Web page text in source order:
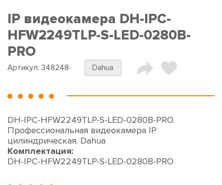
IP видеокамера DH-IPC-
HFW2249TLP-S-LED-0280B-
PRO
Артикул: 348248 Dahua
DH-IPC-HFW2249TLP-S-LED-0280B-PRO.
Профессиональная видеокамера IP
цилиндрическая. Dahua
Комплектация:
DH-IPC-HFW2249TLP-S-LED-0280B-PRO